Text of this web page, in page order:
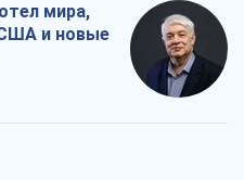
мира,
и новые